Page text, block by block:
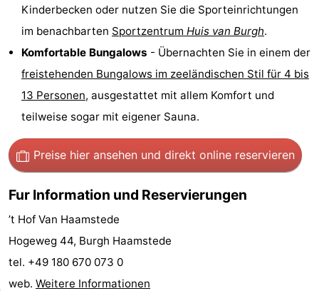
Radfahren
Reiten
-
Golfplatze
-
Surfen
-
Sportangeln
Seehunden
Essen
Kinderbecken oder nutzen Sie die Sporteinrichtungen
im benachbarten Sportzentrum Huis van Burgh.
Komfortable Bungalows - Übernachten Sie in einem der
freistehenden Bungalows im zeeländischen Stil für 4 bis
13 Personen, ausgestattet mit allem Komfort und
teilweise sogar mit eigener Sauna.
Preise hier ansehen und direkt online reservieren
Fur Information und Reservierungen
’t Hof Van Haamstede
Hogeweg 44, Burgh Haamstede
tel. +49 180 670 073 0
web. Weitere Informationen